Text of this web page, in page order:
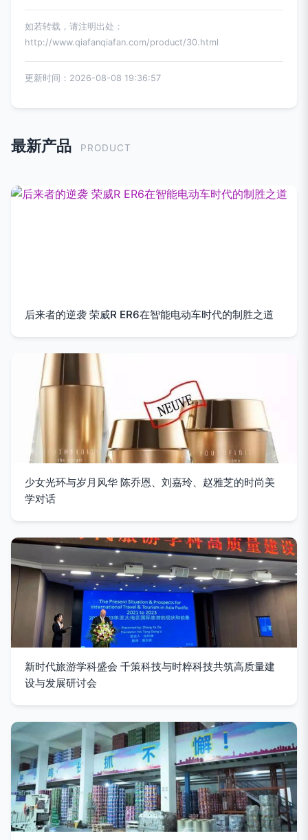
如若转载，请注明出处：
http://www.qiafanqiafan.com/product/30.html
更新时间：2026-08-08 19:36:57
最新产品 PRODUCT
后来者的逆袭 荣威R ER6在智能电动车时代的制胜之道
少女光环与岁月风华 陈乔恩、刘嘉玲、赵雅芝的时尚美
学对话
新时代旅游学科盛会 千策科技与时粹科技共筑高质量建
设与发展研讨会